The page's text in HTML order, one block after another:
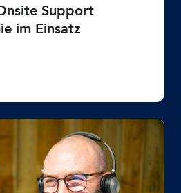
Support
im Einsatz